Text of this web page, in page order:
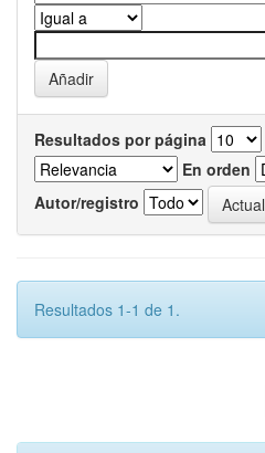
Resultados por página
En orden
Autor/registro
Resultados 1-1 de 1.